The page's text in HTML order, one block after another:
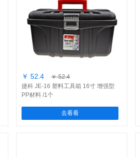
￥ 52.4
￥ 52.4
捷科 JE-16 塑料工具箱 16寸 增强型
PP材料 /1个
去看看